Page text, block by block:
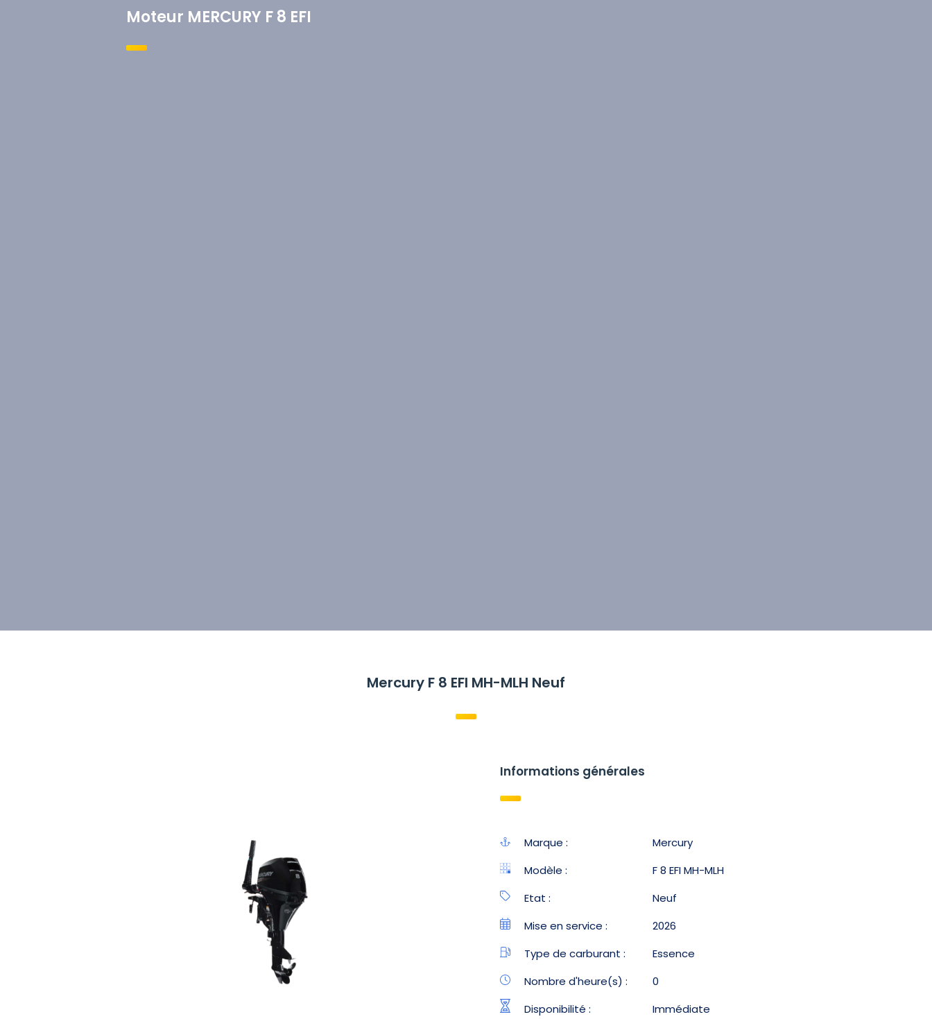
Moteur MERCURY F 8 EFI
Mercury F 8 EFI MH-MLH Neuf
Informations générales
Marque :
Mercury
Modèle :
F 8 EFI MH-MLH
Etat :
Neuf
Mise en service :
2026
Type de carburant :
Essence
Nombre d'heure(s) :
0
Disponibilité :
Immédiate